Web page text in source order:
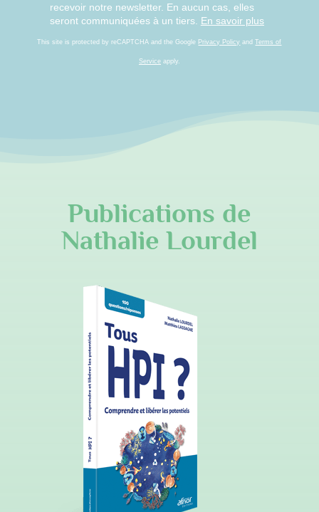
recevoir notre newsletter. En aucun cas, elles
seront communiquées à un tiers. En savoir plus
This site is protected by reCAPTCHA and the Google Privacy Policy andTerms of
Serviceapply.
Publications de
Nathalie Lourdel